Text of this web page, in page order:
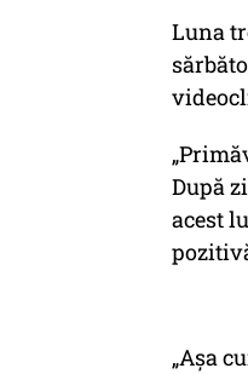
Luna
După
acest
„Așa